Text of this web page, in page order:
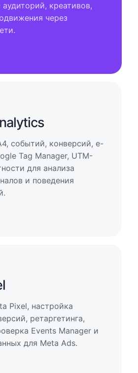
креативов,
через
событий, конверсий, e-
Tag Manager, UTM-
для анализа
и поведения
Pixel, настройка
ретаргетинга,
Events Manager и
для Meta Ads.